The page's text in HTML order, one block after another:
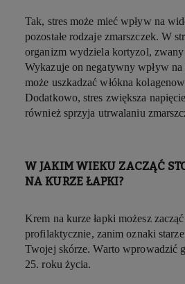
Tak, stres może mieć wpływ na
pozostałe rodzaje zmarszczek. W
organizm wydziela kortyzol, zwany
Wykazuje on negatywny wpływ
może uszkadzać włókna
Dodatkowo, stres zwiększa
również sprzyja utrwalaniu
W JAKIM WIEKU ZACZĄĆ
NA KURZE ŁAPKI?
Krem na kurze łapki możesz
profilaktycznie, zanim oznaki
Twojej skórze. Warto wprowadzić
25. roku życia.